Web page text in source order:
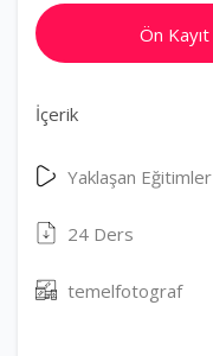
Ön Kayıt
İçerik
Yaklaşan Eğitimler
24 Ders
temelfotograf